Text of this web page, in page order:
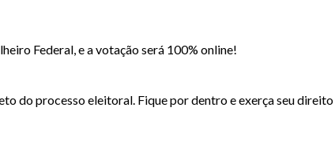
Federal, e a votação será 100% online!
do processo eleitoral. Fique por dentro e exerça seu